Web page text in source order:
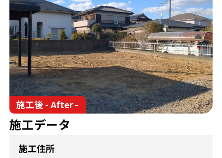
施工後 - After -
施工データ
施工住所